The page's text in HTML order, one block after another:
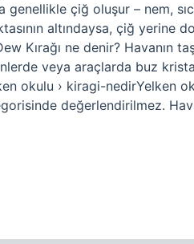
genellikle çiğ oluşur – nem,
altındaysa, çiğ yerine
Kırağı ne denir? Havanın
veya araçlarda buz
okulu › kiragi-nedirYelken
değerlendirilmez.